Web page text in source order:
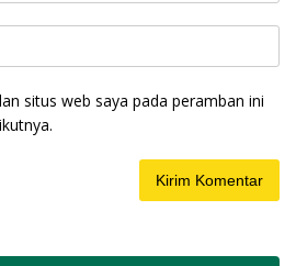
situs web saya pada peramban ini